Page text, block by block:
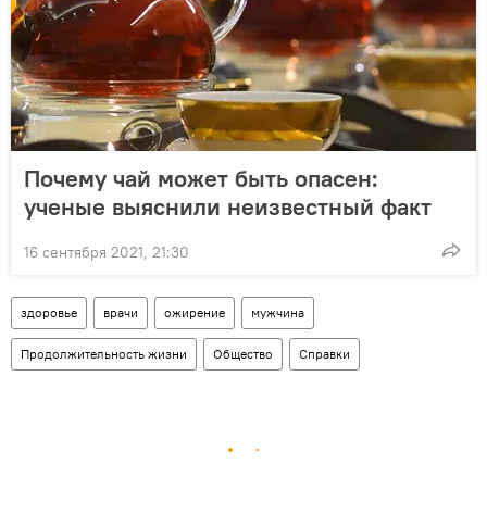
Почему чай может быть опасен:
ученые выяснили неизвестный факт
16 сентября 2021, 21:30
здоровье врачи ожирение мужчина
Продолжительность жизни Общество Справки